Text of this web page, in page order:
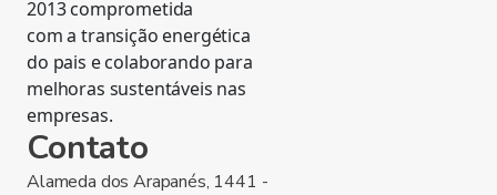
2013 comprometida
com a transição energética
do pais e colaborando para
melhoras sustentáveis nas
empresas.
Contato
Alameda dos Arapanés, 1441 -